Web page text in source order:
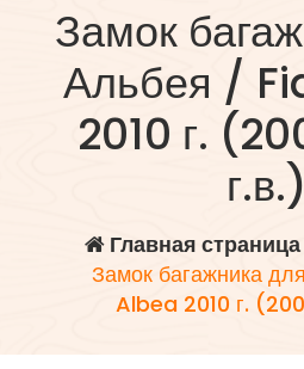
Замок
Альбея /
2010 г.
г.в.)
Главная страница
Замок багажника
Albea 2010 г.